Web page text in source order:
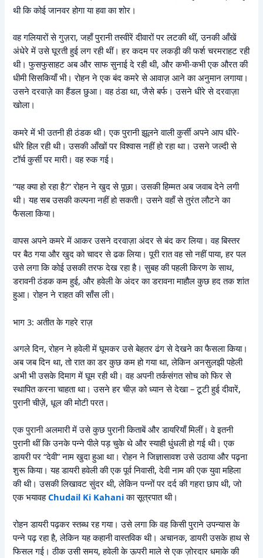
थी कि कोई जानवर होगा या हवा का शोर।
वह गलियारों से गुज़रा, जहाँ पुरानी तस्वीरें दीवारों पर लटकी थीं, उनकी आँखें
अंधेरे में उसे घूरती हुई लग रही थीं। हर कदम पर लकड़ी की फर्श चरमराहट रही
थी। फुसफुसाहट अब और साफ सुनाई दे रही थी, और कभी-कभी एक औरत की
धीमी सिसकियाँ भी। रोहन ने एक बंद कमरे से आवाज़ आने का अनुमान लगाया।
उसने दरवाज़े का हैंडल छुआ। वह ठंडा था, जैसे बर्फ। उसने धीरे से दरवाज़ा
खोला।
कमरे में भी उतनी ही ठंडक थी। एक पुरानी झूलने वाली कुर्सी अपने आप धीरे-
धीरे हिल रही थी। उसकी आँखों पर विश्वास नहीं हो रहा था। उसने जल्दी से
टॉर्च कुर्सी पर मारी। वह रुक गई।
“यह क्या हो रहा है?” रोहन ने खुद से पूछा। उसकी हिम्मत अब जवाब देने लगी
थी। यह सब उसकी कल्पना नहीं हो सकती। उसने वहाँ से तुरंत लौटने का
फैसला किया।
वापस अपने कमरे में आकर उसने दरवाज़ा अंदर से बंद कर लिया। वह बिस्तर
पर बैठ गया और खुद को चादर से ढक लिया। पूरी रात वह सो नहीं पाया, हर पल
उसे लगा कि कोई उसकी तरफ देख रहा है। सुबह की पहली किरण के साथ,
डरावनी ठंडक कम हुई, और हवेली के अंदर का डरावना माहौल कुछ हद तक शांत
हुआ। रोहन ने राहत की साँस ली।
भाग 3: अतीत के गहरे राज़
अगले दिन, रोहन ने हवेली में घूमकर उसे बेहतर ढंग से देखने का फैसला किया।
अब जब दिन था, तो रात का डर कुछ कम हो गया था, लेकिन अनसुलझी पहेली
अभी भी उसके दिमाग में घूम रही थी। वह अपनी तर्कसंगत सोच को फिर से
स्थापित करना चाहता था। उसने हर चीज़ को ध्यान से देखा – टूटी हुई दीवारें,
पुरानी चीज़ें, धूल की मोटी परत।
एक पुरानी अलमारी में उसे कुछ पुरानी किताबें और डायरियाँ मिलीं। वे इतनी
पुरानी थीं कि उनके पन्ने पीले पड़ चुके थे और स्याही धुंधली हो गई थी। एक
डायरी पर “देवी” नाम खुदा हुआ था। रोहन ने जिज्ञासावश उसे उठाया और पढ़ना
शुरू किया। यह डायरी हवेली की एक पूर्व निवासी, देवी नाम की एक युवा महिला
की थी। उसकी लिखावट सुंदर थी, लेकिन पन्नों पर दर्द की गहरा छाप थी, जो
एक भयावहChudail Ki Kahaniका सूत्रपात थी।
रोहन डायरी पढ़कर स्तब्ध रह गया। उसे लगा कि वह किसी पुराने उपन्यास के
पन्ने पढ़ रहा है, लेकिन यह कहानी वास्तविक थी। अचानक, डायरी उसके हाथ से
फिसल गई। ठीक उसी समय, हवेली के ऊपरी माले से एक ज़ोरदार धमाके की